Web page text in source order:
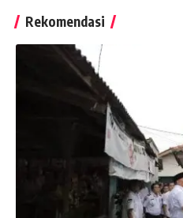
Rekomendasi